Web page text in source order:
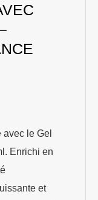
avec le Gel
Enrichi en
et